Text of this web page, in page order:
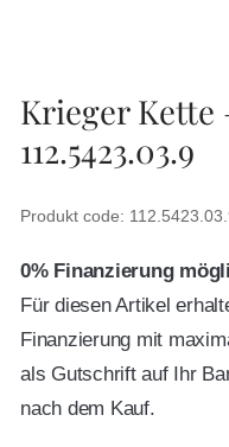
Krieger Kette
112.5423.03.9
Produkt code:
0% Finanzierung
Für diesen Artikel
Finanzierung mit
als Gutschrift auf Ihr
nach dem Kauf.